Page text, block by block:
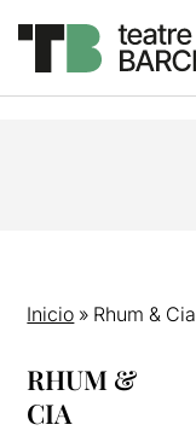
Inicio » Rhum & Cia
RHUM &
CIA